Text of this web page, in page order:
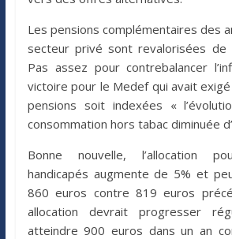
Les pensions complémentaires des
secteur privé sont revalorisées de
Pas assez pour contrebalancer
victoire pour le Medef qui avait
pensions soit indexées «
consommation hors tabac diminuée
Bonne nouvelle, l’allocation
handicapés augmente de 5% et
860 euros contre 819 euros
allocation devrait progresser
atteindre 900 euros dans un an